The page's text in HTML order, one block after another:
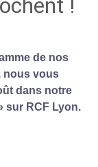
!
de nos
nous vous
dans notre
sur RCF Lyon.